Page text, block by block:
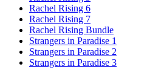
Rachel Rising 6
Rachel Rising 7
Rachel Rising Bundle
Strangers in Paradise 1
Strangers in Paradise 2
Strangers in Paradise 3